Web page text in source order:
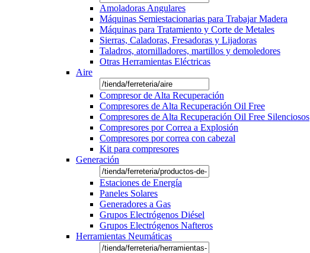
Amoladoras Angulares
Máquinas Semiestacionarias para Trabajar Madera
Máquinas para Tratamiento y Corte de Metales
Sierras, Caladoras, Fresadoras y Lijadoras
Taladros, atornilladores, martillos y demoledores
Otras Herramientas Eléctricas
Aire
Compresor de Alta Recuperación
Compresores de Alta Recuperación Oil Free
Compresores de Alta Recuperación Oil Free Silenciosos
Compresores por Correa a Explosión
Compresores por correa con cabezal
Kit para compresores
Generación
Estaciones de Energía
Paneles Solares
Generadores a Gas
Grupos Electrógenos Diésel
Grupos Electrógenos Nafteros
Herramientas Neumáticas